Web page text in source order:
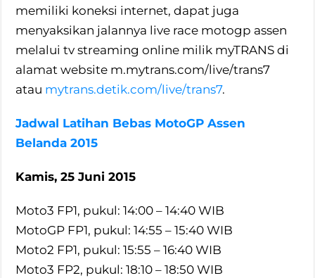
memiliki koneksi internet, dapat juga
menyaksikan jalannya live race motogp assen
melalui tv streaming online milik myTRANS di
alamat website m.mytrans.com/live/trans7
atau mytrans.detik.com/live/trans7.
Jadwal Latihan Bebas MotoGP Assen
Belanda 2015
Kamis, 25 Juni 2015
Moto3 FP1, pukul: 14:00 – 14:40 WIB
MotoGP FP1, pukul: 14:55 – 15:40 WIB
Moto2 FP1, pukul: 15:55 – 16:40 WIB
Moto3 FP2, pukul: 18:10 – 18:50 WIB